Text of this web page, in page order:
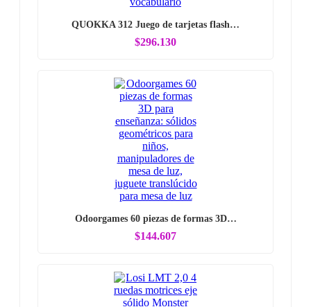
QUOKKA 312 Juego de tarjetas flash…
$296.130
Odoorgames 60 piezas de formas 3D…
$144.607